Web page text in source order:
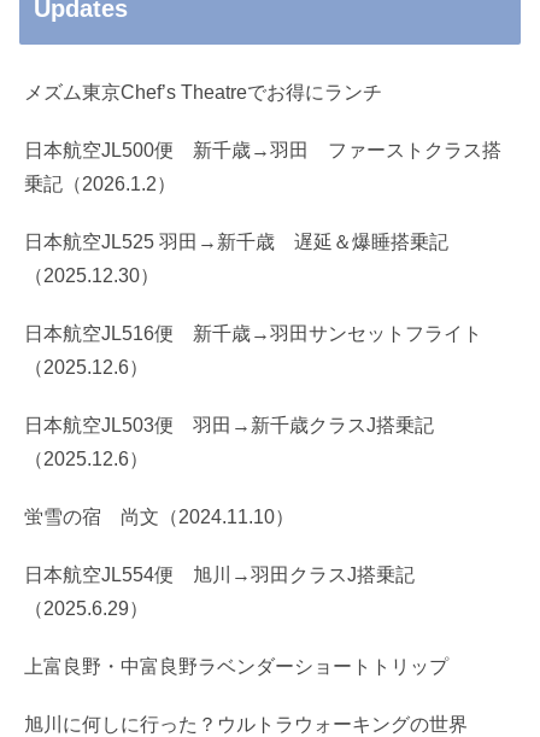
Updates
メズム東京Chef’s Theatreでお得にランチ
日本航空JL500便 新千歳→羽田 ファーストクラス搭
乗記（2026.1.2）
日本航空JL525 羽田→新千歳 遅延＆爆睡搭乗記
（2025.12.30）
日本航空JL516便 新千歳→羽田サンセットフライト
（2025.12.6）
日本航空JL503便 羽田→新千歳クラスJ搭乗記
（2025.12.6）
蛍雪の宿 尚文（2024.11.10）
日本航空JL554便 旭川→羽田クラスJ搭乗記
（2025.6.29）
上富良野・中富良野ラベンダーショートトリップ
旭川に何しに行った？ウルトラウォーキングの世界